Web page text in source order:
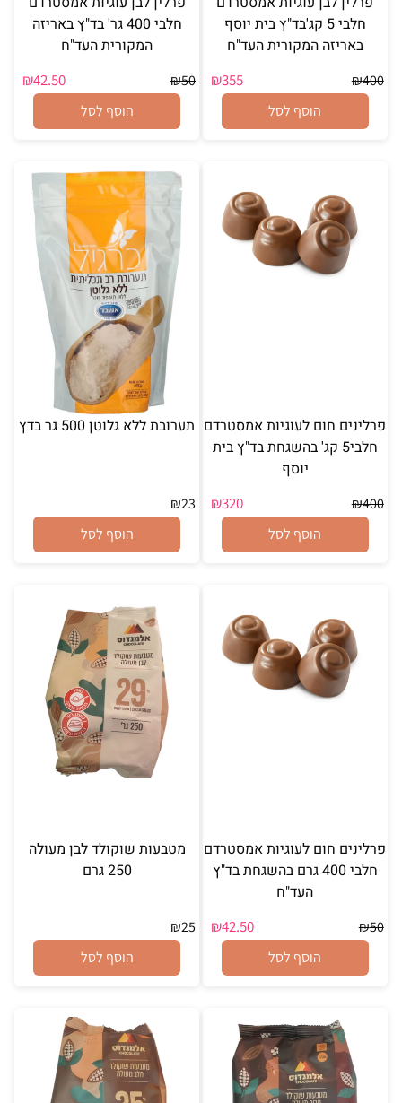
חלבי 5 קג'בד"ץ בית יוסף
באריזה המקורית העד"ח
₪400
₪355
הוסף לסל
חלבי 400 גר' בד"ץ באריזה
המקורית העד"ח
₪50
₪42.50
הוסף לסל
פרלינים חום לעוגיות אמסטרדם
חלבי5 קג' בהשגחת בד"ץ בית
יוסף
₪400
₪320
הוסף לסל
תערובת ללא גלוטן 500 גר בדץ
₪23
הוסף לסל
פרלינים חום לעוגיות אמסטרדם
חלבי 400 גרם בהשגחת בד"ץ
העד"ח
₪50
₪42.50
הוסף לסל
מטבעות שוקולד לבן מעולה
250 גרם
₪25
הוסף לסל